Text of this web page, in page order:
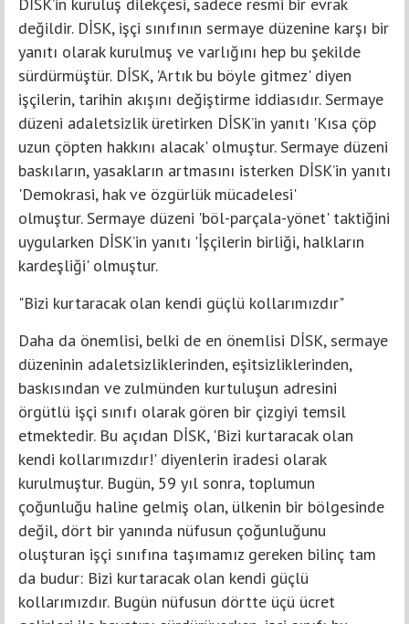
değildir. DİSK, işçi sınıfının sermaye düzenine karşı bir
yanıtı olarak kurulmuş ve varlığını hep bu şekilde
sürdürmüştür. DİSK, 'Artık bu böyle gitmez' diyen
işçilerin, tarihin akışını değiştirme iddiasıdır. Sermaye
düzeni adaletsizlik üretirken DİSK’in yanıtı 'Kısa çöp
uzun çöpten hakkını alacak' olmuştur. Sermaye düzeni
baskıların, yasakların artmasını isterken DİSK’in yanıtı
'Demokrasi, hak ve özgürlük mücadelesi'
olmuştur. Sermaye düzeni 'böl-parçala-yönet' taktiğini
uygularken DİSK’in yanıtı 'İşçilerin birliği, halkların
kardeşliği' olmuştur.
"Bizi kurtaracak olan kendi güçlü kollarımızdır"
Daha da önemlisi, belki de en önemlisi DİSK, sermaye
düzeninin adaletsizliklerinden, eşitsizliklerinden,
baskısından ve zulmünden kurtuluşun adresini
örgütlü işçi sınıfı olarak gören bir çizgiyi temsil
etmektedir. Bu açıdan DİSK, 'Bizi kurtaracak olan
kendi kollarımızdır!' diyenlerin iradesi olarak
kurulmuştur. Bugün, 59 yıl sonra, toplumun
çoğunluğu haline gelmiş olan, ülkenin bir bölgesinde
değil, dört bir yanında nüfusun çoğunluğunu
oluşturan işçi sınıfına taşımamız gereken bilinç tam
da budur: Bizi kurtaracak olan kendi güçlü
kollarımızdır. Bugün nüfusun dörtte üçü ücret